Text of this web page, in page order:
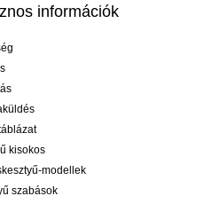
információk
kisokos
modellek
szabások